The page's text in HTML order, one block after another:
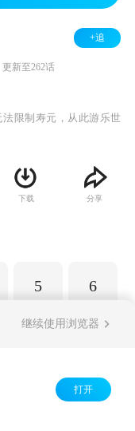
+追
更新至262话
限制寿元，从此游乐世
下载 分享
5 6
继续使用浏览器
打开